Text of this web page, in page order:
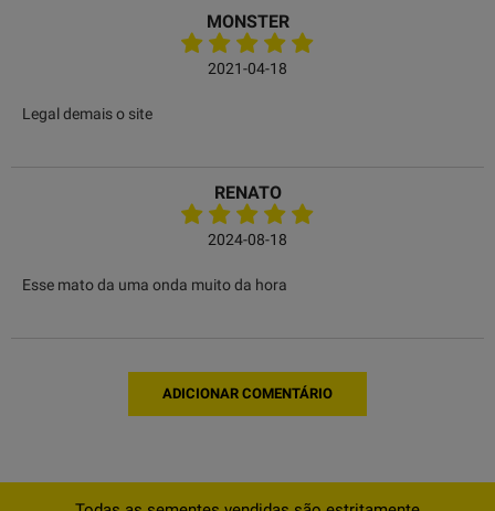
MONSTER
2021-04-18
Legal demais o site
RENATO
2024-08-18
Esse mato da uma onda muito da hora
ADICIONAR COMENTÁRIO